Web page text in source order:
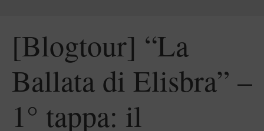
[Blogtour] “La
Ballata di Elisbra” –
1° tappa: il